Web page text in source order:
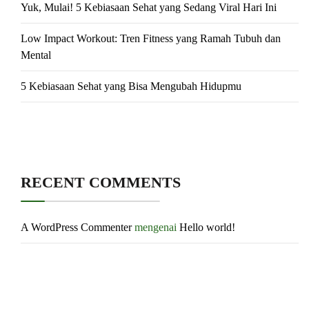
Yuk, Mulai! 5 Kebiasaan Sehat yang Sedang Viral Hari Ini
Low Impact Workout: Tren Fitness yang Ramah Tubuh dan
Mental
5 Kebiasaan Sehat yang Bisa Mengubah Hidupmu
RECENT COMMENTS
A WordPress Commentermengenai Hello world!